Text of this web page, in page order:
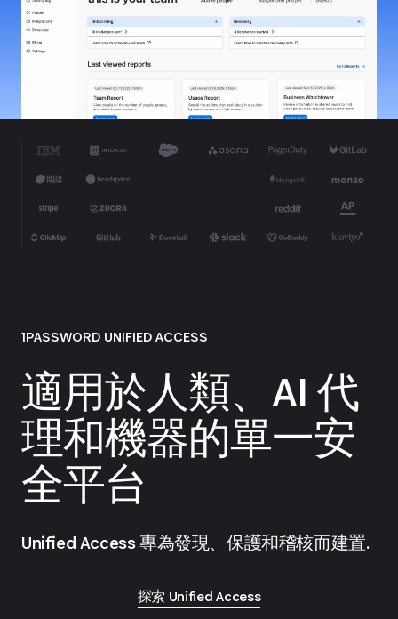
1PASSWORD UNIFIED ACCESS
適用於人類、AI 代
理和機器的單一安
全平台
Unified Access 專為發現、保護和稽核而建置.
探索 Unified Access